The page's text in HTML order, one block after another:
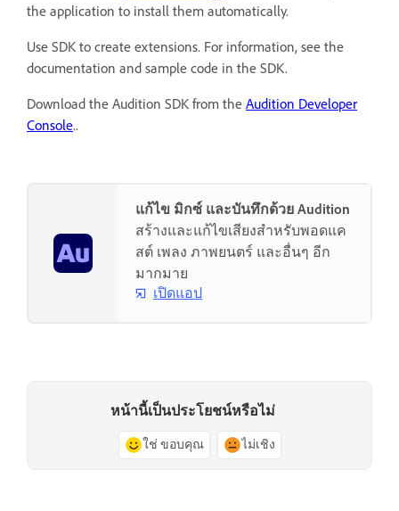
the application to install them automatically.
Use SDK to create extensions. For information, see the
documentation and sample code in the SDK.
Download the Audition SDK from the Audition Developer
Console..
แก้ไข มิกซ์ และบันทึกด้วย Audition
สร้างและแก้ไขเสียงสำหรับพอดแค
สต์ เพลง ภาพยนตร์ และอื่นๆ อีก
มากมาย
เปิดแอป
หน้านี้เป็นประโยชน์หรือไม่
ใช่ ขอบคุณ ไม่เชิง